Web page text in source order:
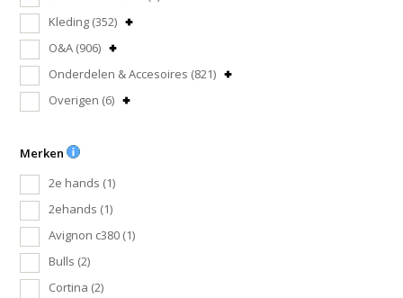
Kleding (352)
O&A (906)
Onderdelen & Accesoires (821)
Overigen (6)
Merken
2e hands (1)
2ehands (1)
Avignon c380 (1)
Bulls (2)
Cortina (2)